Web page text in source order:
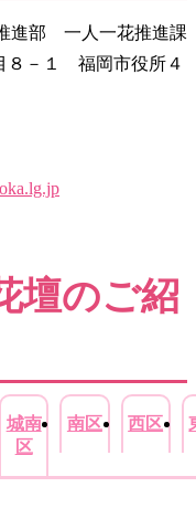
進部 一人一花推進課
８－１ 福岡市役所４
壇のご紹
城南
区
南区 西区